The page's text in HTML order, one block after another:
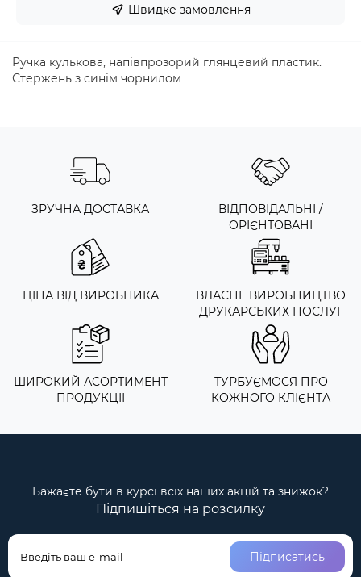
Швидке замовлення
Ручка кулькова, напівпрозорий глянцевий пластик.
Стержень з синім чорнилом
ЗРУЧНА ДОСТАВКА
ВІДПОВІДАЛЬНІ /
ОРІЄНТОВАНІ
ЦІНА ВІД ВИРОБНИКА
ВЛАСНЕ ВИРОБНИЦТВО
ДРУКАРСЬКИХ ПОСЛУГ
ШИРОКИЙ АСОРТИМЕНТ
ПРОДУКЦІІ
ТУРБУЄМОСЯ ПРО
КОЖНОГО КЛІЄНТА
Бажаєте бути в курсі всіх наших акцій та знижок?
Підпишіться на розсилку
Підписатись